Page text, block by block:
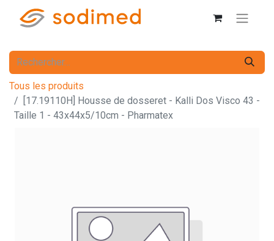
Tous les produits
[17.19110H] Housse de dosseret - Kalli Dos Visco 43 -
Taille 1 - 43x44x5/10cm - Pharmatex